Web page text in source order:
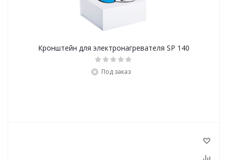
Кронштейн для электронагревателя SP 140
Под заказ